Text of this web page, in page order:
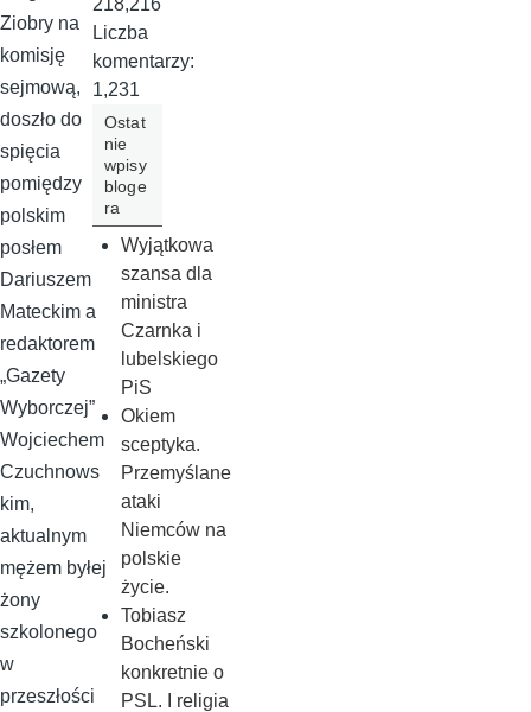
Ziobry na
komisję
sejmową,
doszło do
spięcia
pomiędzy
polskim
posłem
Dariuszem
Mateckim a
redaktorem
„Gazety
Wyborczej”
Wojciechem
Czuchnows
kim,
aktualnym
mężem byłej
żony
szkolonego
w
przeszłości
218,216
Liczba
komentarzy:
1,231
Ostat
nie
wpisy
bloge
ra
Wyjątkowa
szansa dla
ministra
Czarnka i
lubelskiego
PiS
Okiem
sceptyka.
Przemyślane
ataki
Niemców na
polskie
życie.
Tobiasz
Bocheński
konkretnie o
PSL. I religia